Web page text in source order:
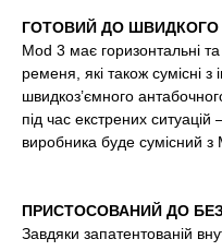
ГОТОВИЙ ДО ШВИДКОГО
Mod 3 має горизонтальні
ременя, які також сумісні
швидкоз’ємного
під час екстрених
виробника буде сумісний з
ПРИСТОСОВАНИЙ ДО
Завдяки запатентованій